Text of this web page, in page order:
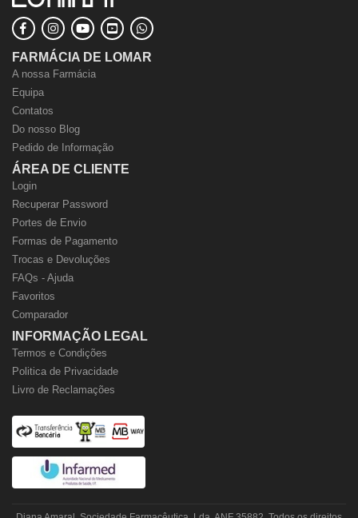
FARMÁCIA DE LOMAR
A nossa Farmácia
Equipa
Contatos
Do nosso Blog
Pedido de Informação
ÁREA DE CLIENTE
Login
Recuperar Password
Portes de Envio
Formas de Pagamento
Trocas e Devoluções
FAQs - Ajuda
Favoritos
Comparador
INFORMAÇÃO LEGAL
Termos e Condições
Politica de Privacidade
Livro de Reclamações